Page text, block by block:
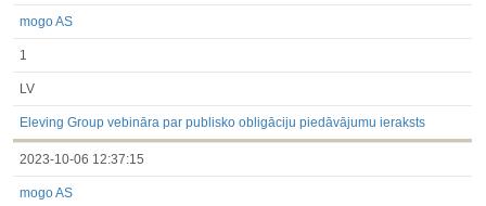
mogo AS
1
LV
Eleving Group vebināra par publisko obligāciju piedāvājumu ieraksts
2023-10-06 12:37:15
mogo AS